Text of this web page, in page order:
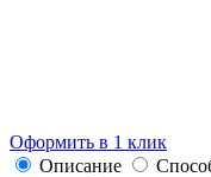
Оформить в 1 клик
Описание